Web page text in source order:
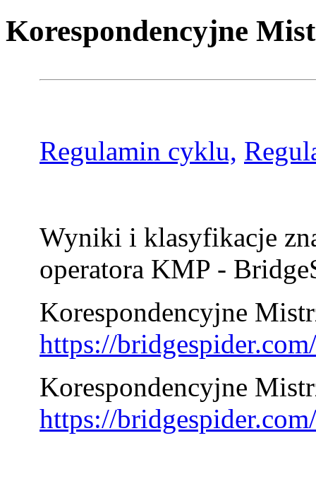
Korespondencyjne
Regulamin cyklu,
Wyniki i klasyfikacje
operatora KMP -
Korespondencyjne
https://
Korespondencyjne
https://